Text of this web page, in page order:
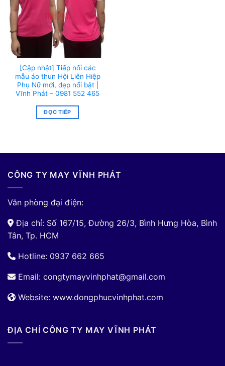
[Cập nhật] Tiếp nối các
mẫu áo thun Hội Liên Hiệp
Phụ Nữ mới, đẹp nổi bật |
Vĩnh Phát – 0981 552 465
ĐỌC TIẾP
CÔNG TY MAY VĨNH PHÁT
Văn phòng đại điện:
Địa chỉ: Số 167/15, Đường 26/3, Bình Hưng Hòa, Bình
Tân, Tp. HCM
Hotline: 0937 662 665
Email: congtymayvinhphat@gmail.com
Website: www.dongphucvinhphat.com
ĐỊA CHỈ CÔNG TY MAY VĨNH PHÁT